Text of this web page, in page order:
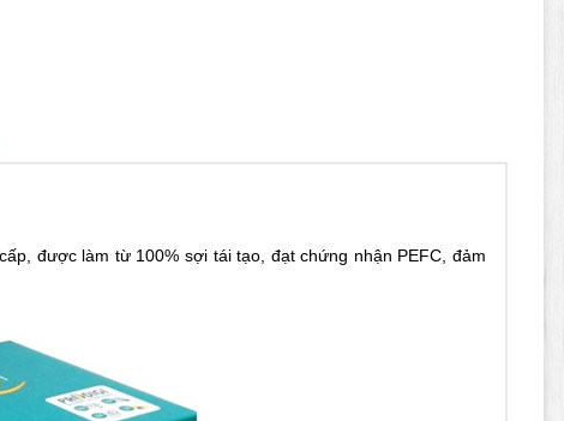
được làm từ 100% sợi tái tạo, đạt chứng nhận PEFC, đảm